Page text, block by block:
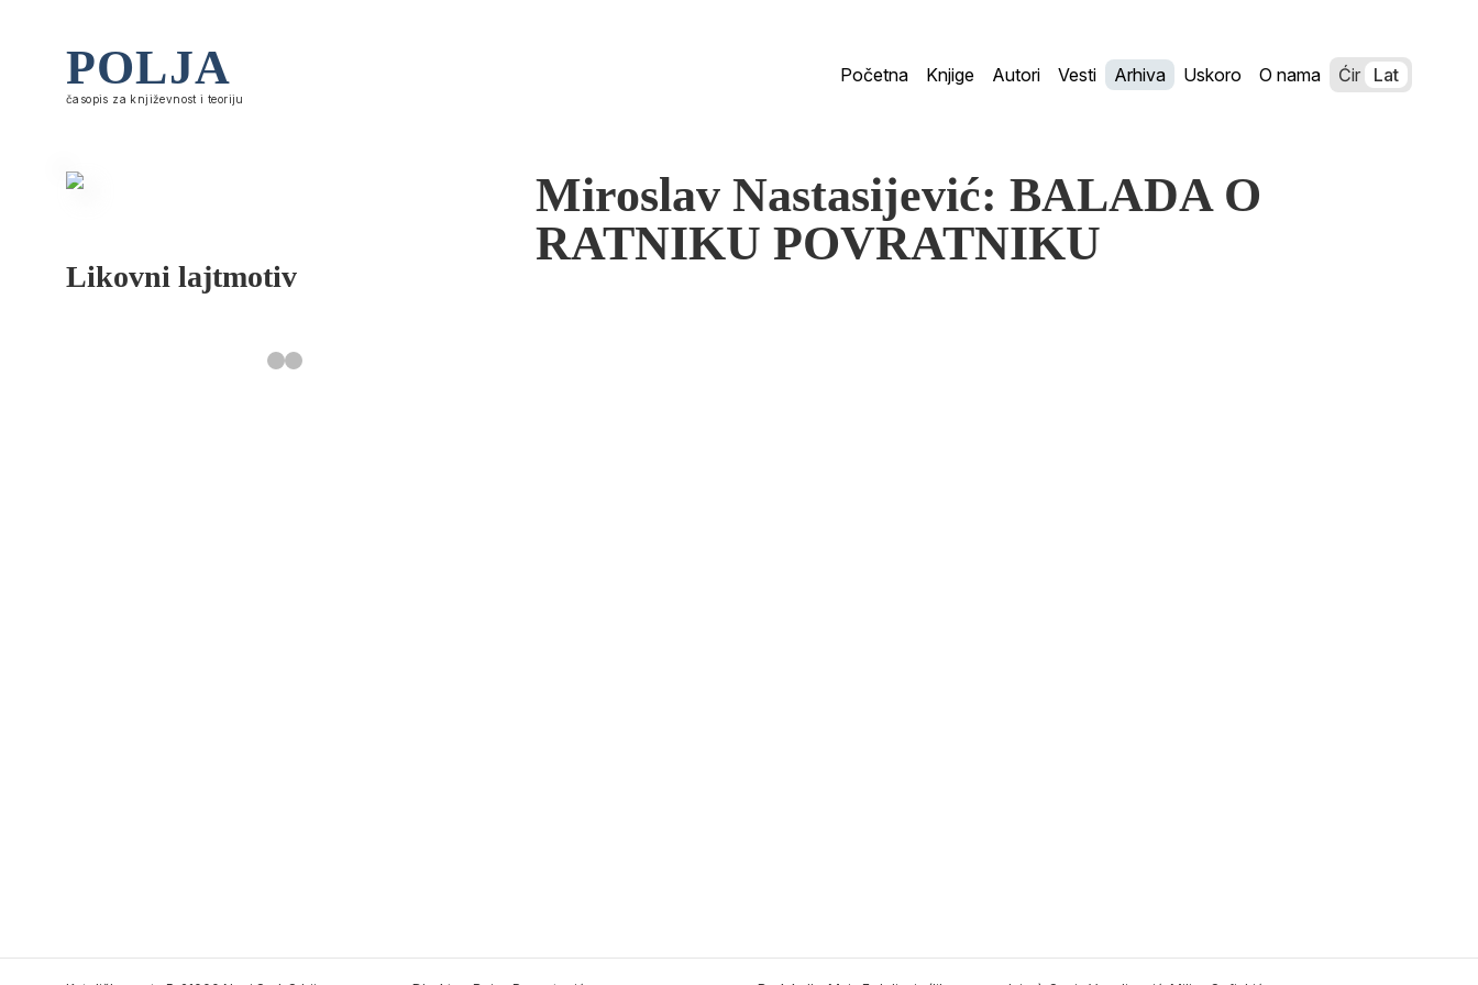
POLJA
časopis za književnost i teoriju
Početna Knjige Autori Vesti Arhiva Uskoro O nama Ćir Lat
Likovni lajtmotiv
Miroslav Nastasijević: BALADA O
RATNIKU POVRATNIKU